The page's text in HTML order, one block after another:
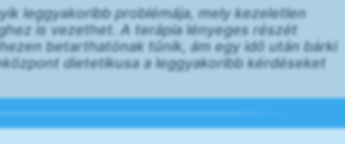
leggyakoribb problémája, mely kezeletlen
is vezethet. A terápia lényeges részét
betarthatónak tűnik, ám egy idő után bárki
dietetikusa a leggyakoribb kérdéseket